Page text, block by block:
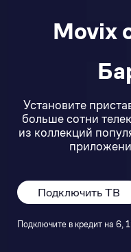
Movix
Установите
больше сотни
из коллекций
Подключить ТВ
Подключите в кредит на 6,